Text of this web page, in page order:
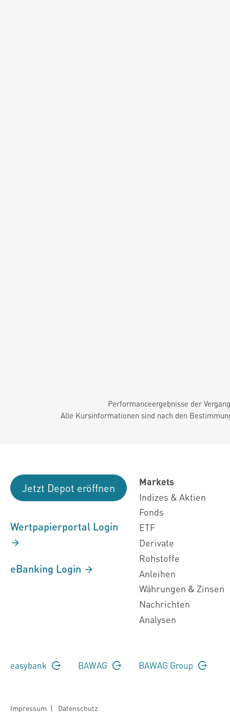
Performanceergebnisse der
Alle Kursinformationen sind nach den
Jetzt Depot eröffnen
Wertpapierportal Login
eBanking Login
Markets
Indizes & Aktien
Fonds
ETF
Derivate
Rohstoffe
Anleihen
Währungen & Zinsen
Nachrichten
Analysen
easybank BAWAG BAWAG Group
Impressum | Datenschutz